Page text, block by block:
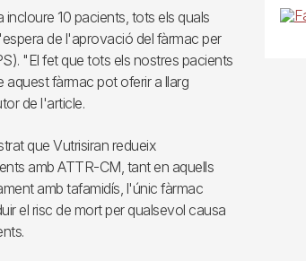
10 pacients, tots els quals
de l'aprovació del fàrmac per
"El fet que tots els nostres pacients
fàrmac pot oferir a llarg
de l'article.
que Vutrisiran redueix
amb ATTR-CM, tant en aquells
amb tafamidís, l'únic fàrmac
el risc de mort per qualsevol causa